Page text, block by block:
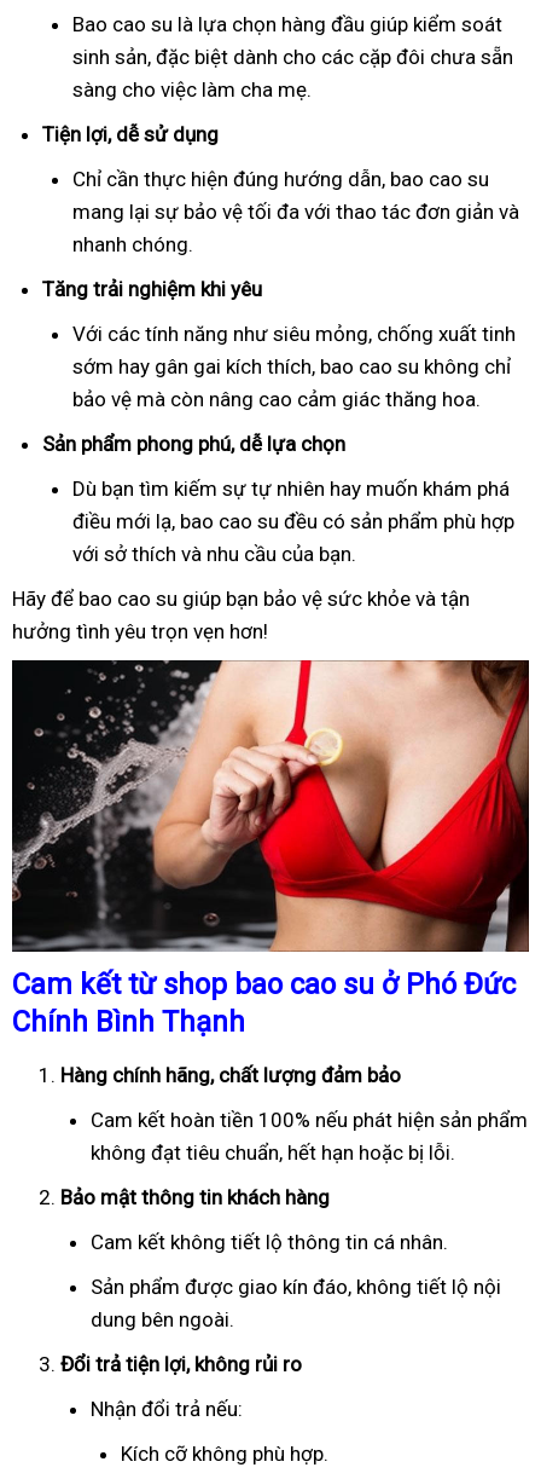
Bao cao su là lựa chọn hàng đầu giúp kiểm soát
sinh sản, đặc biệt dành cho các cặp đôi chưa sẵn
sàng cho việc làm cha mẹ.
Tiện lợi, dễ sử dụng
Chỉ cần thực hiện đúng hướng dẫn, bao cao su
mang lại sự bảo vệ tối đa với thao tác đơn giản và
nhanh chóng.
Tăng trải nghiệm khi yêu
Với các tính năng như siêu mỏng, chống xuất tinh
sớm hay gân gai kích thích, bao cao su không chỉ
bảo vệ mà còn nâng cao cảm giác thăng hoa.
Sản phẩm phong phú, dễ lựa chọn
Dù bạn tìm kiếm sự tự nhiên hay muốn khám phá
điều mới lạ, bao cao su đều có sản phẩm phù hợp
với sở thích và nhu cầu của bạn.
Hãy để bao cao su giúp bạn bảo vệ sức khỏe và tận
hưởng tình yêu trọn vẹn hơn!
Cam kết từ shop bao cao su ở Phó Đức
Chính Bình Thạnh
Hàng chính hãng, chất lượng đảm bảo
Cam kết hoàn tiền 100% nếu phát hiện sản phẩm
không đạt tiêu chuẩn, hết hạn hoặc bị lỗi.
Bảo mật thông tin khách hàng
Cam kết không tiết lộ thông tin cá nhân.
Sản phẩm được giao kín đáo, không tiết lộ nội
dung bên ngoài.
Đổi trả tiện lợi, không rủi ro
Nhận đổi trả nếu:
Kích cỡ không phù hợp.